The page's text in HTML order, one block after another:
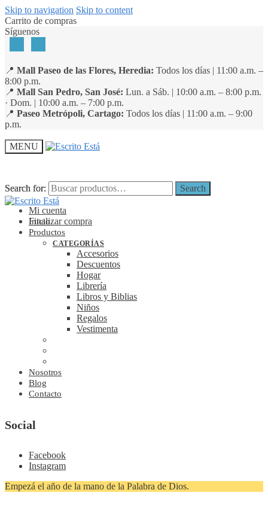
Skip to navigation Skip to content
Carrito de compras
Síguenos
📍 Mall Paseo de las Flores, Heredia: Todos los días | 11:00 a.m. –
8:00 p.m.
📍 Mall San Pedro, San José: Lun. a Sáb. | 10:00 a.m. – 8:00 p.m.
· Dom. | 10:00 a.m. – 7:00 p.m.
📍 Paseo Metrópoli, Cartago: Todos los días | 11:00 a.m. – 9:00
p.m.
MENU
Search for: Search
Mi cuenta
Finalizar compra
Search for: Search
Inicio
Productos
CATEGORÍAS
Accesorios
Descuentos
Hogar
Librería
Libros y Biblias
Niños
Regalos
Vestimenta
Nosotros
Blog
Contacto
Social
Facebook
Instagram
Empezá el año de la mano de la Palabra de Dios.